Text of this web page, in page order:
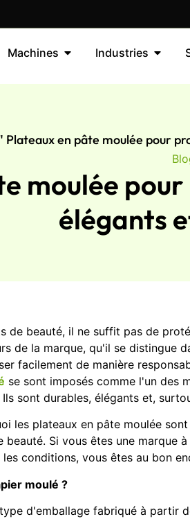
Machines Industries
Plateaux en pâte moulée pour
moulée
élégants
de beauté, il ne suffit pas de
de la marque, qu'il se distingue
facilement de manière
se sont imposés comme l'un des
sont durables, élégants et,
les plateaux en pâte moulée
Si vous êtes une marque
conditions, vous êtes au bon
moulé ?
d'emballage fabriqué à partir